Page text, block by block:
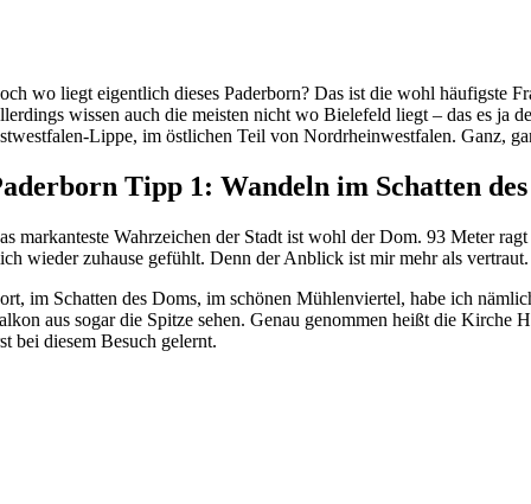
wo liegt eigentlich dieses Paderborn? Das ist die wohl häufigste
wissen auch die meisten nicht wo Bielefeld liegt – das es ja
Lippe, im östlichen Teil von Nordrheinwestfalen. Ganz,
Tipp 1: Wandeln im Schatten
markanteste Wahrzeichen der Stadt ist wohl der Dom. 93 Meter
wieder zuhause gefühlt. Denn der Anblick ist mir mehr als vertraut.
im Schatten des Doms, im schönen Mühlenviertel, habe ich
aus sogar die Spitze sehen. Genau genommen heißt die
bei diesem Besuch gelernt.